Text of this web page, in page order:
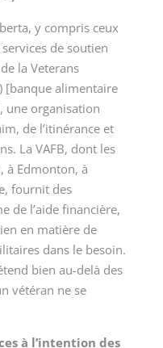
y compris ceux
de soutien
la Veterans
[banque alimentaire
une organisation
de l’itinérance et
La VAFB, dont les
à Edmonton, à
fournit des
de l’aide financière,
en matière de
dans le besoin.
bien au-delà des
vétéran ne se
à l’intention des